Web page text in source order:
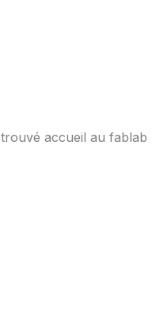
accueil au fablab